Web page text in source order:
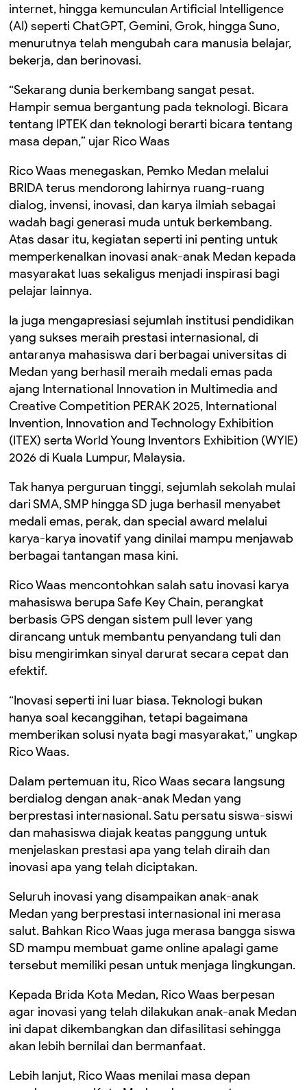
internet, hingga kemunculan Artificial Intelligence
(AI) seperti ChatGPT, Gemini, Grok, hingga Suno,
menurutnya telah mengubah cara manusia belajar,
bekerja, dan berinovasi.
“Sekarang dunia berkembang sangat pesat.
Hampir semua bergantung pada teknologi. Bicara
tentang IPTEK dan teknologi berarti bicara tentang
masa depan,” ujar Rico Waas
Rico Waas menegaskan, Pemko Medan melalui
BRIDA terus mendorong lahirnya ruang-ruang
dialog, invensi, inovasi, dan karya ilmiah sebagai
wadah bagi generasi muda untuk berkembang.
Atas dasar itu, kegiatan seperti ini penting untuk
memperkenalkan inovasi anak-anak Medan kepada
masyarakat luas sekaligus menjadi inspirasi bagi
pelajar lainnya.
Ia juga mengapresiasi sejumlah institusi pendidikan
yang sukses meraih prestasi internasional, di
antaranya mahasiswa dari berbagai universitas di
Medan yang berhasil meraih medali emas pada
ajang International Innovation in Multimedia and
Creative Competition PERAK 2025, International
Invention, Innovation and Technology Exhibition
(ITEX) serta World Young Inventors Exhibition (WYIE)
2026 di Kuala Lumpur, Malaysia.
Tak hanya perguruan tinggi, sejumlah sekolah mulai
dari SMA, SMP hingga SD juga berhasil menyabet
medali emas, perak, dan special award melalui
karya-karya inovatif yang dinilai mampu menjawab
berbagai tantangan masa kini.
Rico Waas mencontohkan salah satu inovasi karya
mahasiswa berupa Safe Key Chain, perangkat
berbasis GPS dengan sistem pull lever yang
dirancang untuk membantu penyandang tuli dan
bisu mengirimkan sinyal darurat secara cepat dan
efektif.
“Inovasi seperti ini luar biasa. Teknologi bukan
hanya soal kecanggihan, tetapi bagaimana
memberikan solusi nyata bagi masyarakat,” ungkap
Rico Waas.
Dalam pertemuan itu, Rico Waas secara langsung
berdialog dengan anak-anak Medan yang
berprestasi internasional. Satu persatu siswa-siswi
dan mahasiswa diajak keatas panggung untuk
menjelaskan prestasi apa yang telah diraih dan
inovasi apa yang telah diciptakan.
Seluruh inovasi yang disampaikan anak-anak
Medan yang berprestasi internasional ini merasa
salut. Bahkan Rico Waas juga merasa bangga siswa
SD mampu membuat game online apalagi game
tersebut memiliki pesan untuk menjaga lingkungan.
Kepada Brida Kota Medan, Rico Waas berpesan
agar inovasi yang telah dilakukan anak-anak Medan
ini dapat dikembangkan dan difasilitasi sehingga
akan lebih bernilai dan bermanfaat.
Lebih lanjut, Rico Waas menilai masa depan